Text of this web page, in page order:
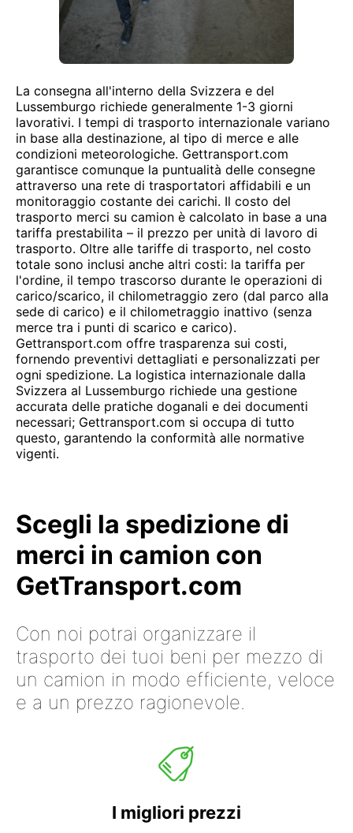
La consegna all'interno della Svizzera e del
Lussemburgo richiede generalmente 1-3 giorni
lavorativi. I tempi di trasporto internazionale variano
in base alla destinazione, al tipo di merce e alle
condizioni meteorologiche. Gettransport.com
garantisce comunque la puntualità delle consegne
attraverso una rete di trasportatori affidabili e un
monitoraggio costante dei carichi. Il costo del
trasporto merci su camion è calcolato in base a una
tariffa prestabilita – il prezzo per unità di lavoro di
trasporto. Oltre alle tariffe di trasporto, nel costo
totale sono inclusi anche altri costi: la tariffa per
l'ordine, il tempo trascorso durante le operazioni di
carico/scarico, il chilometraggio zero (dal parco alla
sede di carico) e il chilometraggio inattivo (senza
merce tra i punti di scarico e carico).
Gettransport.com offre trasparenza sui costi,
fornendo preventivi dettagliati e personalizzati per
ogni spedizione. La logistica internazionale dalla
Svizzera al Lussemburgo richiede una gestione
accurata delle pratiche doganali e dei documenti
necessari; Gettransport.com si occupa di tutto
questo, garantendo la conformità alle normative
vigenti.
Scegli la spedizione di
merci in camion con
GetTransport.com
Con noi potrai organizzare il
trasporto dei tuoi beni per mezzo di
un camion in modo efficiente, veloce
e a un prezzo ragionevole.
I migliori prezzi